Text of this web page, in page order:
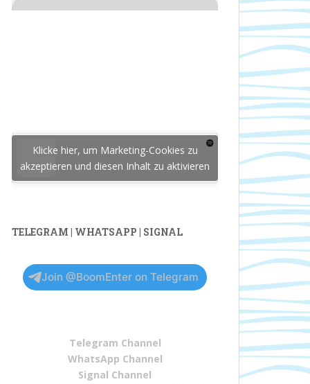
Klicke hier, um Marketing-Cookies zu
akzeptieren und diesen Inhalt zu aktivieren
TELEGRAM | WHATSAPP | SIGNAL
Join @BoomEnter on Telegram
Telegram Channel
WhatsApp Channel
Signal Channel